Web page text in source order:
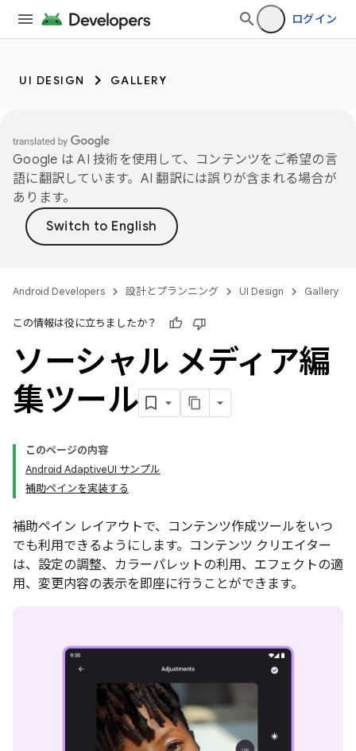
ログイン
UI DESIGN GALLERY
Google は AI 技術を使用して、コンテンツをご希望の言
語に翻訳しています。AI 翻訳には誤りが含まれる場合が
あります。
Android Developers 設計とプランニング UI Design Gallery
この情報は役に立ちましたか？
ソーシャル メディア編
集ツール
このページの内容
Android AdaptiveUI サンプル
補助ペインを実装する
補助ペイン レイアウトで、コンテンツ作成ツールをいつ
でも利用できるようにします。コンテンツ クリエイター
は、設定の調整、カラーパレットの利用、エフェクトの適
用、変更内容の表示を即座に行うことができます。